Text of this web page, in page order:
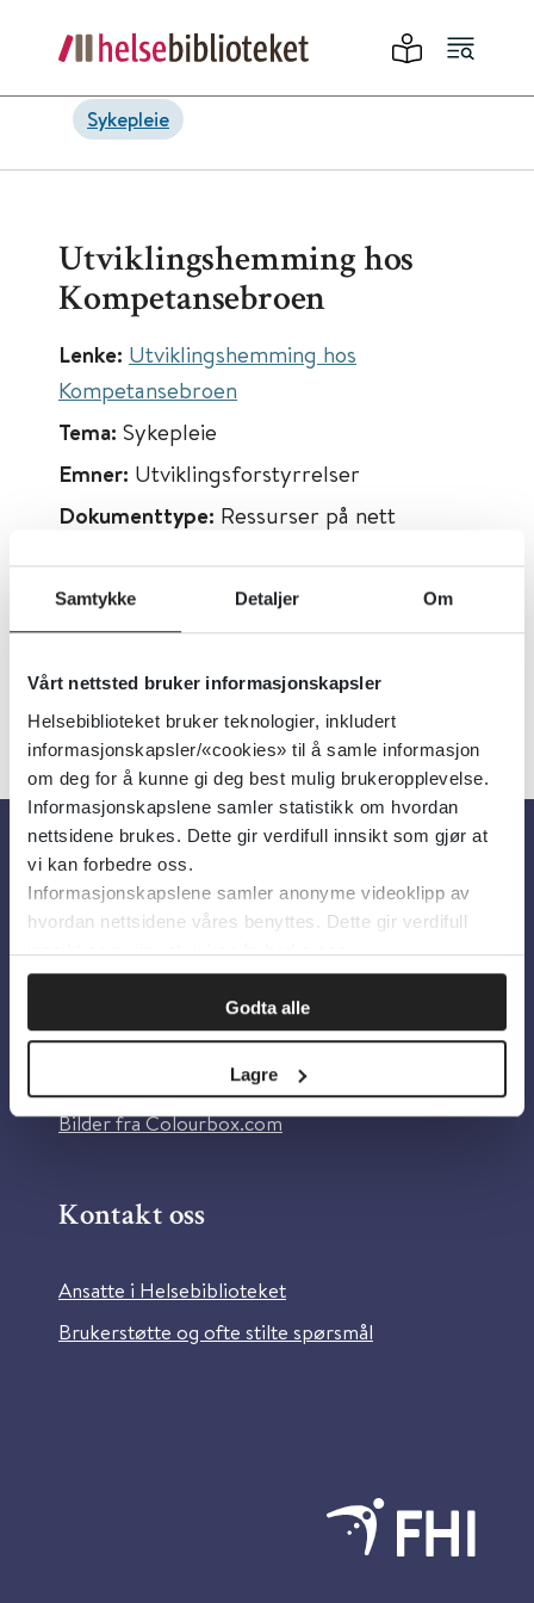
Samtykke Detaljer Om
Vårt nettsted bruker informasjonskapsler
Helsebiblioteket bruker teknologier, inkludert
informasjonskapsler/«cookies» til å samle informasjon
om deg for å kunne gi deg best mulig brukeropplevelse.
Informasjonskapslene samler statistikk om hvordan
nettsidene brukes. Dette gir verdifull innsikt som gjør at
vi kan forbedre oss.
Informasjonskapslene samler anonyme videoklipp av
hvordan nettsidene våres benyttes. Dette gir verdifull
innsikt som gjør at vi kan forbedre oss.
Godta alle
Lagre
Sykepleie
Utviklingshemming hos
Kompetansebroen
Lenke: Utviklingshemming hos
Kompetansebroen
Tema: Sykepleie
Emner: Utviklingsforstyrrelser
Dokumenttype: Ressurser på nett
Språk:Norsk
Om oss
Om Helsebiblioteket
Personvern og informasjonskapsler
Tilgjengelighetserklæring
Information in English
Bilder fra Colourbox.com
Kontakt oss
Ansatte i Helsebiblioteket
Brukerstøtte og ofte stilte spørsmål